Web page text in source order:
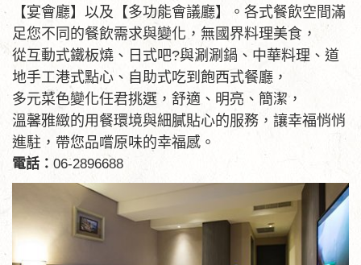
【宴會廳】以及【多功能會議廳】。各式餐飲空間滿
足您不同的餐飲需求與變化，無國界料理美食，
從互動式鐵板燒、日式吧?與涮涮鍋、中華料理、道
地手工港式點心、自助式吃到飽西式餐廳，
多元菜色變化任君挑選，舒適、明亮、簡潔，
溫馨雅緻的用餐環境與細膩貼心的服務，讓幸福悄悄
進駐，帶您品嚐原味的幸福感。
電話： 06-2896688